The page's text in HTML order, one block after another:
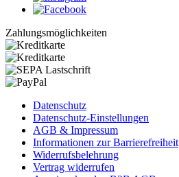
Zahlungsmöglichkeiten
Datenschutz
Datenschutz-Einstellungen
AGB & Impressum
Informationen zur Barrierefreiheit
Widerrufsbelehrung
Vertrag widerrufen